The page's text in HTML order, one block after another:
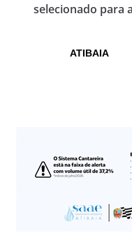
selecionado para